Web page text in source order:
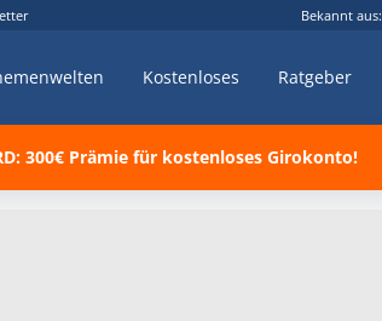
Bekannt aus:
Kostenloses Ratgeber
300€ Prämie für kostenloses Girokonto!